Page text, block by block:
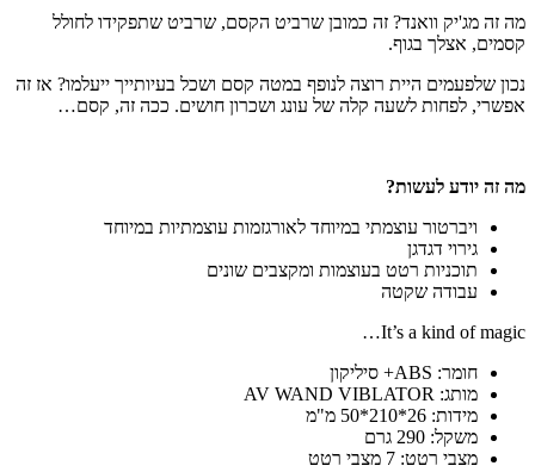
מה זה מג'יק וואנד? זה כמובן שרביט הקסם, שרביט שתפקידו לחולל
קסמים, אצלך בגוף.
נכון שלפעמים היית רוצה לנופף במטה קסם ושכל בעיותייך ייעלמו? אז זה
אפשרי, לפחות לשעה קלה של עונג ושכרון חושים. ככה זה, קסם…
מה זה יודע לעשות?
ויברטור עוצמתי במיוחד לאורגזמות עוצמתיות במיוחד
גירוי דגדגן
תוכניות רטט בעוצמות ומקצבים שונים
עבודה שקטה
It’s a kind of magic…
חומר: ABS+ סיליקון
מותג: AV WAND VIBLATOR
מידות: 26*210*50 מ"מ
משקל: 290 גרם
מצבי רטט: 7 מצבי רטט